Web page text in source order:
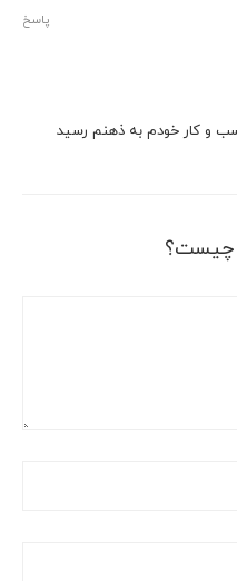
و کار خودم به ذهنم رسید
پاسخ
چیست؟